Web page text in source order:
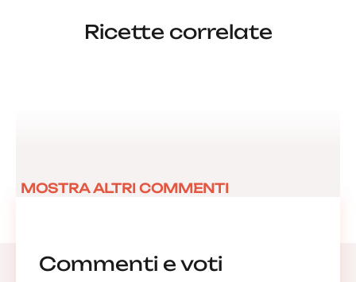
Ricette correlate
Commenti e voti
MOSTRA ALTRI COMMENTI